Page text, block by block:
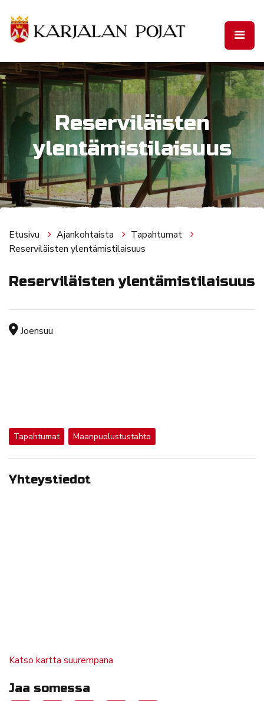
Reserviläisten
ylentämistilaisuus
Etusivu Ajankohtaista
Tapahtumat
Reserviläisten ylentämistilaisuus
Reserviläisten ylentämistilaisuus
Tapahtuman sijainti
Joensuu
Tapahtumat Maanpuolustustahto
Yhteystiedot
Katso kartta suurempana
Jaa somessa